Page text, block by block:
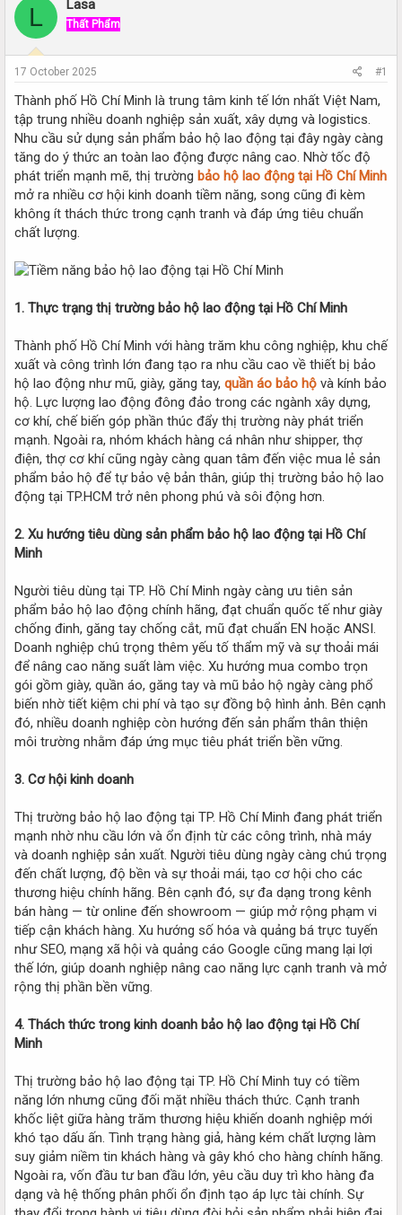
a
s
a
r
t
e
r
r
t
a
e
L Lasa
Thất Phẩm
17 October 2025 #1
Thành phố Hồ Chí Minh là trung tâm kinh tế lớn nhất Việt Nam,
tập trung nhiều doanh nghiệp sản xuất, xây dựng và logistics.
Nhu cầu sử dụng sản phẩm bảo hộ lao động tại đây ngày càng
tăng do ý thức an toàn lao động được nâng cao. Nhờ tốc độ
phát triển mạnh mẽ, thị trường bảo hộ lao động tại Hồ Chí Minh
mở ra nhiều cơ hội kinh doanh tiềm năng, song cũng đi kèm
không ít thách thức trong cạnh tranh và đáp ứng tiêu chuẩn
chất lượng.
1. Thực trạng thị trường bảo hộ lao động tại Hồ Chí Minh
Thành phố Hồ Chí Minh với hàng trăm khu công nghiệp, khu chế
xuất và công trình lớn đang tạo ra nhu cầu cao về thiết bị bảo
hộ lao động như mũ, giày, găng tay, quần áo bảo hộ và kính bảo
hộ. Lực lượng lao động đông đảo trong các ngành xây dựng,
cơ khí, chế biến góp phần thúc đẩy thị trường này phát triển
mạnh. Ngoài ra, nhóm khách hàng cá nhân như shipper, thợ
điện, thợ cơ khí cũng ngày càng quan tâm đến việc mua lẻ sản
phẩm bảo hộ để tự bảo vệ bản thân, giúp thị trường bảo hộ lao
động tại TP.HCM trở nên phong phú và sôi động hơn.
2. Xu hướng tiêu dùng sản phẩm bảo hộ lao động tại Hồ Chí
Minh
Người tiêu dùng tại TP. Hồ Chí Minh ngày càng ưu tiên sản
phẩm bảo hộ lao động chính hãng, đạt chuẩn quốc tế như giày
chống đinh, găng tay chống cắt, mũ đạt chuẩn EN hoặc ANSI.
Doanh nghiệp chú trọng thêm yếu tố thẩm mỹ và sự thoải mái
để nâng cao năng suất làm việc. Xu hướng mua combo trọn
gói gồm giày, quần áo, găng tay và mũ bảo hộ ngày càng phổ
biến nhờ tiết kiệm chi phí và tạo sự đồng bộ hình ảnh. Bên cạnh
đó, nhiều doanh nghiệp còn hướng đến sản phẩm thân thiện
môi trường nhằm đáp ứng mục tiêu phát triển bền vững.
3. Cơ hội kinh doanh
Thị trường bảo hộ lao động tại TP. Hồ Chí Minh đang phát triển
mạnh nhờ nhu cầu lớn và ổn định từ các công trình, nhà máy
và doanh nghiệp sản xuất. Người tiêu dùng ngày càng chú trọng
đến chất lượng, độ bền và sự thoải mái, tạo cơ hội cho các
thương hiệu chính hãng. Bên cạnh đó, sự đa dạng trong kênh
bán hàng — từ online đến showroom — giúp mở rộng phạm vi
tiếp cận khách hàng. Xu hướng số hóa và quảng bá trực tuyến
như SEO, mạng xã hội và quảng cáo Google cũng mang lại lợi
thế lớn, giúp doanh nghiệp nâng cao năng lực cạnh tranh và mở
rộng thị phần bền vững.
4. Thách thức trong kinh doanh bảo hộ lao động tại Hồ Chí
Minh
Thị trường bảo hộ lao động tại TP. Hồ Chí Minh tuy có tiềm
năng lớn nhưng cũng đối mặt nhiều thách thức. Cạnh tranh
khốc liệt giữa hàng trăm thương hiệu khiến doanh nghiệp mới
khó tạo dấu ấn. Tình trạng hàng giả, hàng kém chất lượng làm
suy giảm niềm tin khách hàng và gây khó cho hàng chính hãng.
Ngoài ra, vốn đầu tư ban đầu lớn, yêu cầu duy trì kho hàng đa
dạng và hệ thống phân phối ổn định tạo áp lực tài chính. Sự